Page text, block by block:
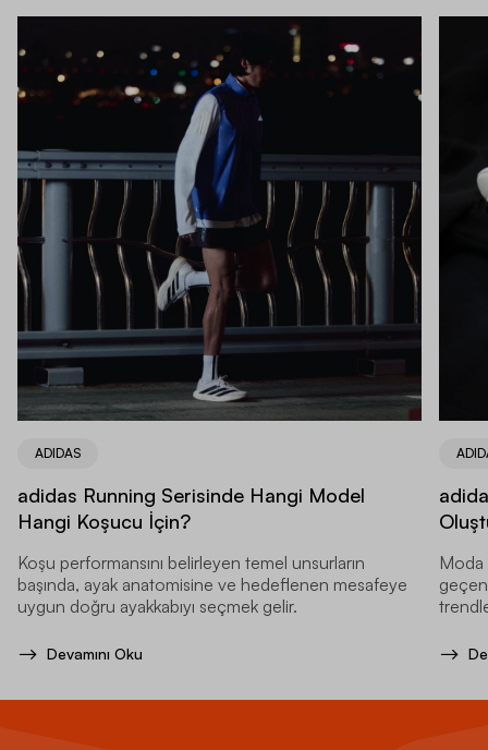
ADIDAS
adidas Running Serisinde Hangi Model
Hangi Koşucu İçin?
Koşu performansını belirleyen temel unsurların
başında, ayak anatomisine ve hedeflenen mesafeye
uygun doğru ayakkabıyı seçmek gelir.
Devamını Oku
Moda